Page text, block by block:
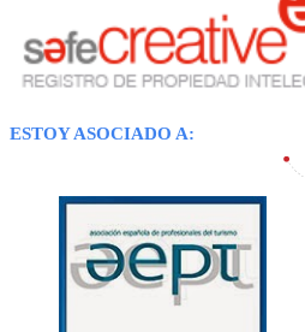
ESTOY ASOCIADO A: